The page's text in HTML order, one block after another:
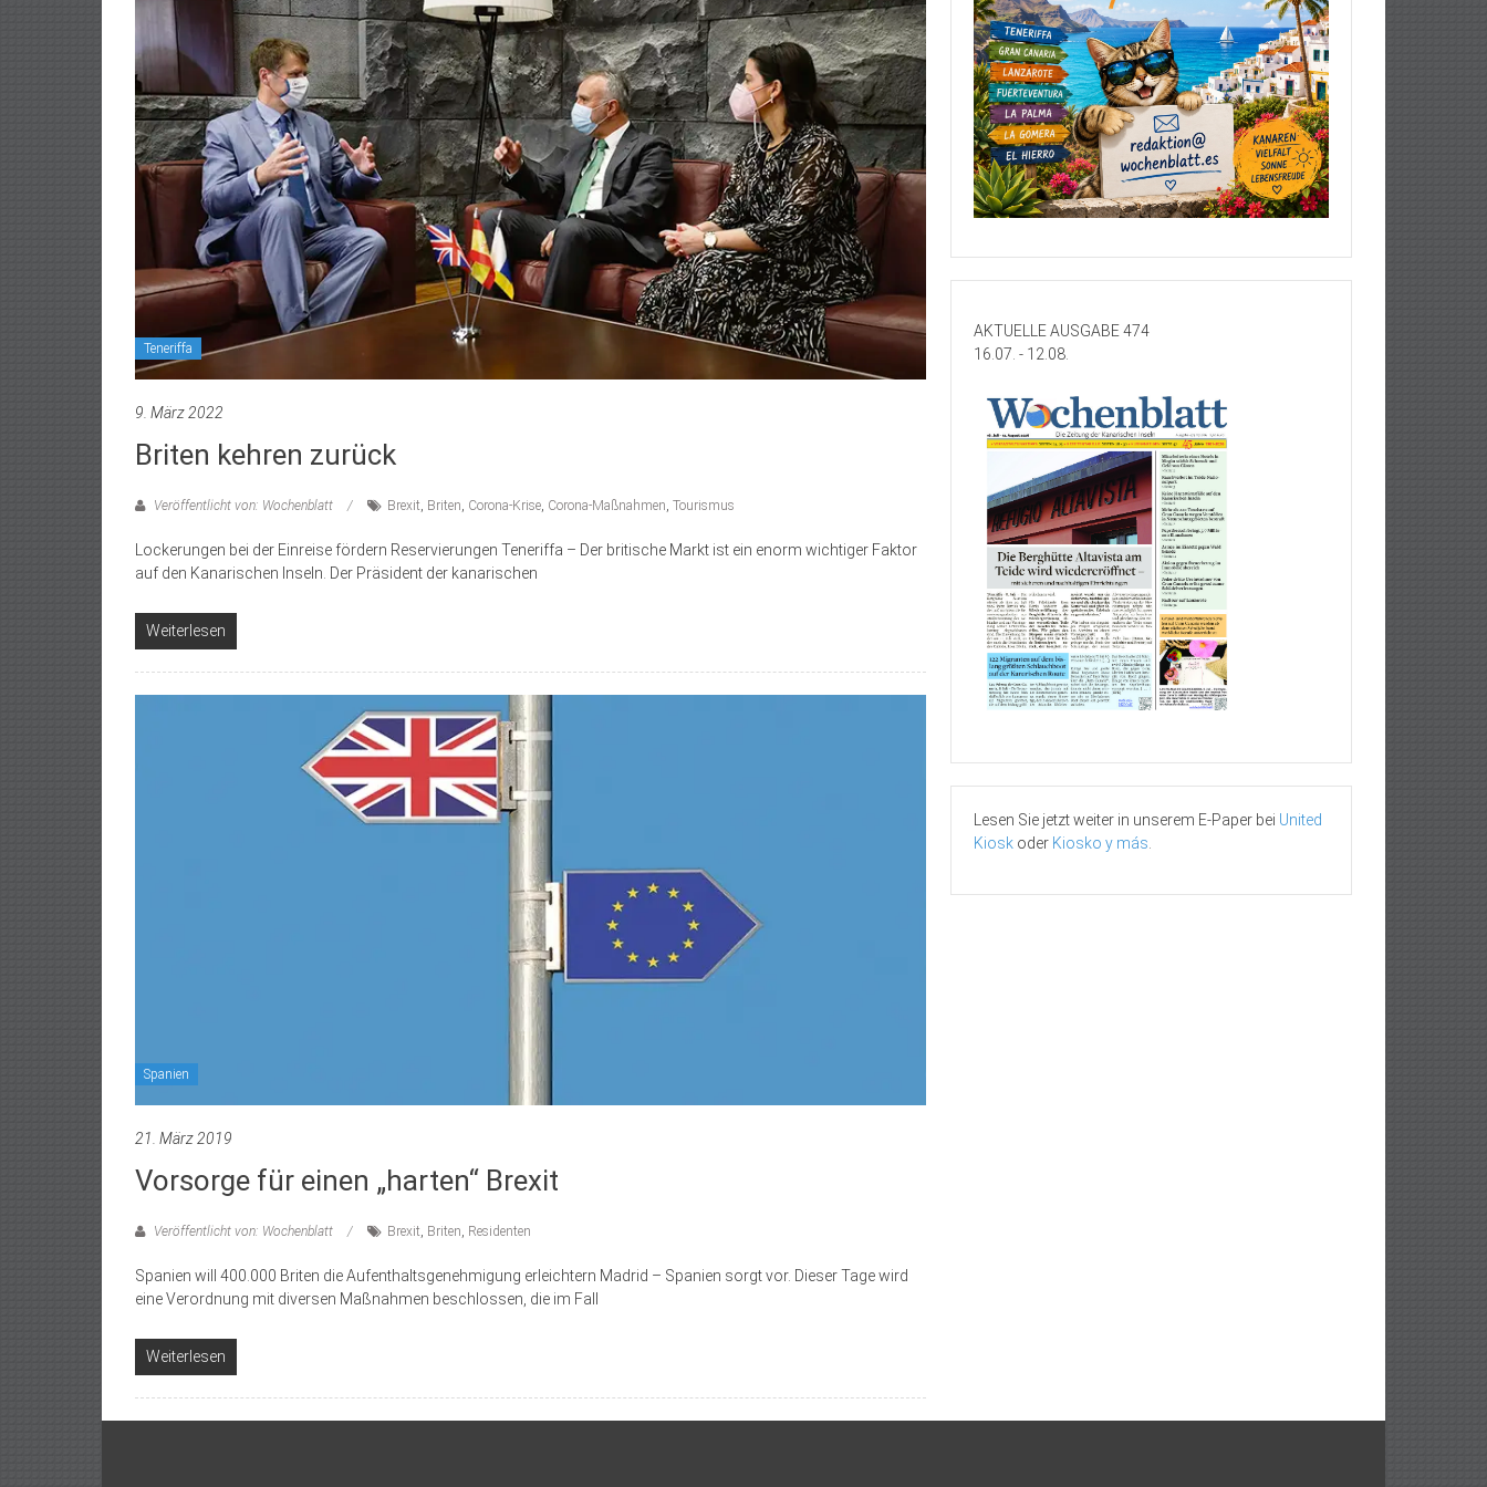
Teneriffa
9. März 2022
Briten kehren zurück
Veröffentlicht von: Wochenblatt Brexit Briten Corona-Krise Corona-Maßnahmen Tourismus
Lockerungen bei der Einreise fördern Reservierungen Teneriffa – Der britische Markt ist ein enorm wichtiger Faktor
auf den Kanarischen Inseln. Der Präsident der kanarischen
Weiterlesen
Spanien
21. März 2019
Vorsorge für einen „harten“ Brexit
Veröffentlicht von: Wochenblatt Brexit, Briten, Residenten
Spanien will 400.000 Briten die Aufenthaltsgenehmigung erleichtern Madrid – Spanien sorgt vor. Dieser Tage wird
eine Verordnung mit diversen Maßnahmen beschlossen, die im Fall
Weiterlesen
AKTUELLE AUSGABE 474
16.07. - 12.08.
Lesen Sie jetzt weiter in unserem E-Paper bei United
Kiosk oder Kiosko y más